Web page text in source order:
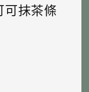
可抹茶條